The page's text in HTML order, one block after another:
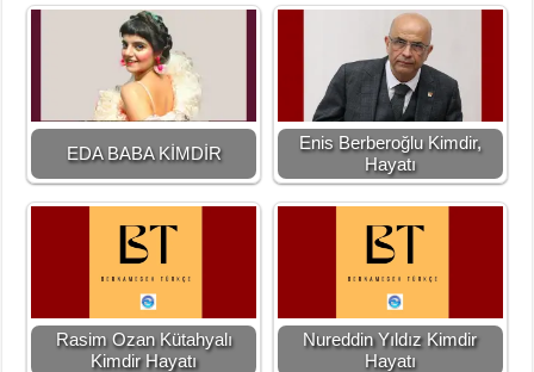
EDA BABA KİMDİR
Enis Berberoğlu Kimdir,
Hayatı
Rasim Ozan Kütahyalı
Kimdir Hayatı
Nureddin Yıldız Kimdir
Hayatı